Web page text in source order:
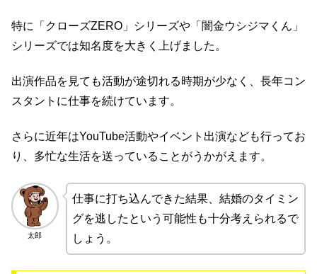
特に「クローズZERO」シリーズや「闇金ウシジマくん」
シリーズでは知名度を大きく上げました。
出演作品を見ても活動が途切れる時期が少なく、長年コン
スタントに仕事を続けています。
さらに近年はYouTube活動やイベント出演なども行ってお
り、多忙な生活を送っていることがうかがえます。
太郎
仕事に打ち込んできた結果、結婚のタイミン
グを逃したという可能性も十分考えられるで
しょう。